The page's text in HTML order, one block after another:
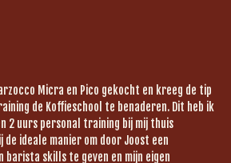
Micra en Pico gekocht en kreeg de tip
de Koffieschool te benaderen. Dit heb ik
2 uurs personal training bij mij thuis
de ideale manier om door Joost een
barista skills te geven en mijn eigen